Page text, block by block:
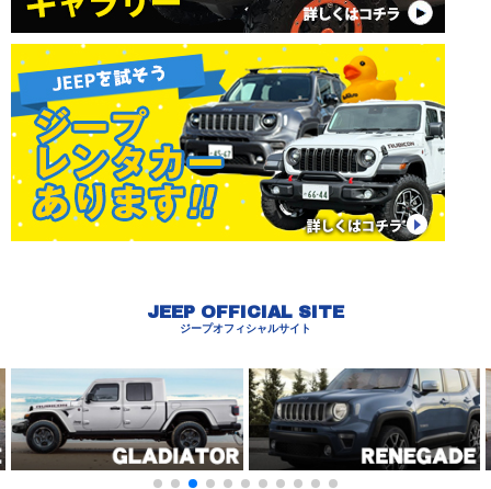
JEEP OFFICIAL SITE
ジープオフィシャルサイト